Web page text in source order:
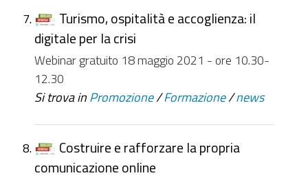
Turismo, ospitalità e accoglienza: il
digitale per la crisi
Webinar gratuito 18 maggio 2021 - ore 10.30-
12.30
Si trova in Promozione /Formazione /news
Costruire e rafforzare la propria
comunicazione online